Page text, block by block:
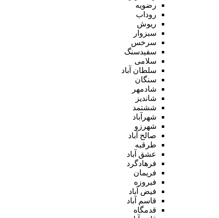
رضویه
روداب
ریوش
سبزوار
سرخس
سفیدسنگ
سلامی
سلطان آباد
سنگان
شادمهر
شاندیز
ششتمد
شهرآباد
شهرزو
صالح آباد
طرقبه
عشق آباد
فرهادگرد
فریمان
فیروزه
فیض آباد
قاسم آباد
قدمگاه